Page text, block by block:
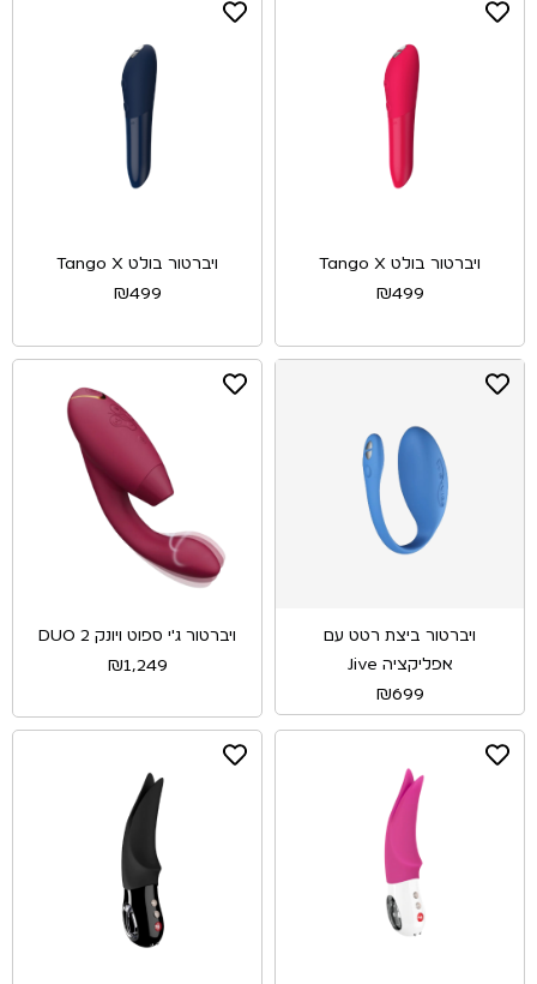
ויברטור בולט Tango X
₪499
ויברטור בולט Tango X
₪499
ויברטור ביצת רטט עם
אפליקציה Jive
₪699
ויברטור ג'י ספוט ויונק DUO 2
₪1,249